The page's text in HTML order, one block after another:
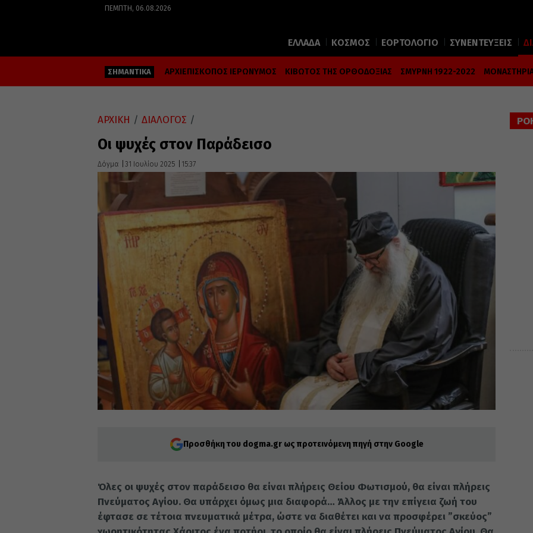
ΠΈΜΠΤΗ, 06.08.2026
ΕΛΛΑΔΑ ΚΟΣΜΟΣ ΕΟΡΤΟΛΟΓΙΟ ΣΥΝΕΝΤΕΥΞΕΙΣ
ΣΗΜΑΝΤΙΚΑ ΑΡΧΙΕΠΙΣΚΟΠΟΣ ΙΕΡΩΝΥΜΟΣ ΚΙΒΩΤΟΣ ΤΗΣ ΟΡΘΟΔΟΞΙΑΣ ΣΜΥΡΝΗ 1922-2022
ΑΡΧΙΚΗ / ΔΙΑΛΟΓΟΣ /
Οι ψυχές στον Παράδεισο
Δόγμα 31 Ιουλίου 2025 15:37
Προσθήκη του dogma.gr ως προτεινόμενη πηγή στην Google
Όλες οι ψυ­χές στον πα­ρά­δει­σο θα εί­ναι πλή­ρεις Θεί­ου Φω­τι­σμού, θα εί­ναι πλή­ρεις
Πνεύ­μα­τος Αγί­ου. Θα υπάρ­χει όμως μια δια­φο­ρά… Άλ­λος με την επί­γεια ζωή του
έφτα­σε σε τέ­τοια πνευ­μα­τι­κά μέ­τρα, ώστε να δια­θέ­τει και να προ­σφέ­ρει ”σκεύ­ο­ς”